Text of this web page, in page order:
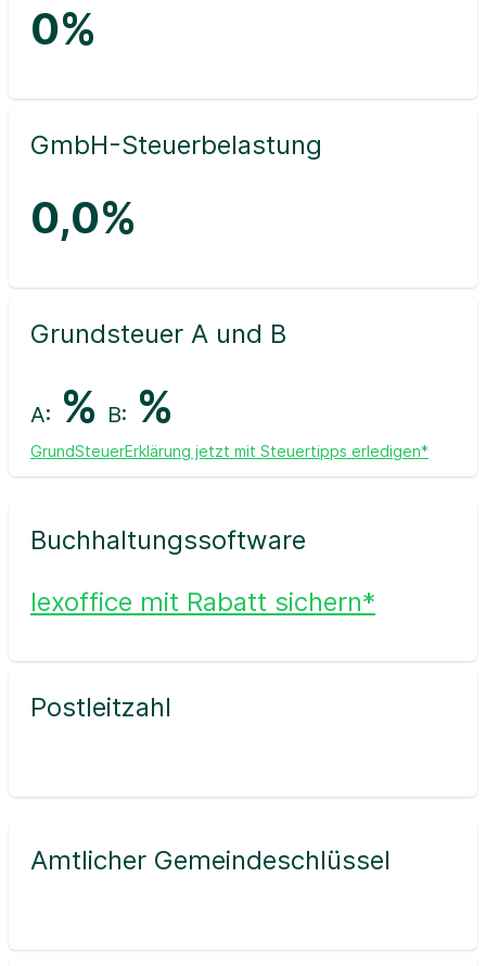
0%
GmbH-Steuerbelastung
0,0%
Grundsteuer A und B
A: % B: %
GrundSteuerErklärung jetzt mit Steuertipps erledigen*
Buchhaltungssoftware
lexoffice mit Rabatt sichern*
Postleitzahl
Amtlicher Gemeindeschlüssel